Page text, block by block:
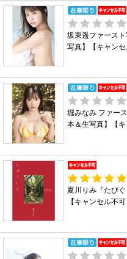
坂東遥ファース
写真】【キャンセ
堀みなみ ファー
本＆生写真】【キ
夏川りみ『たび
【キャンセル不可